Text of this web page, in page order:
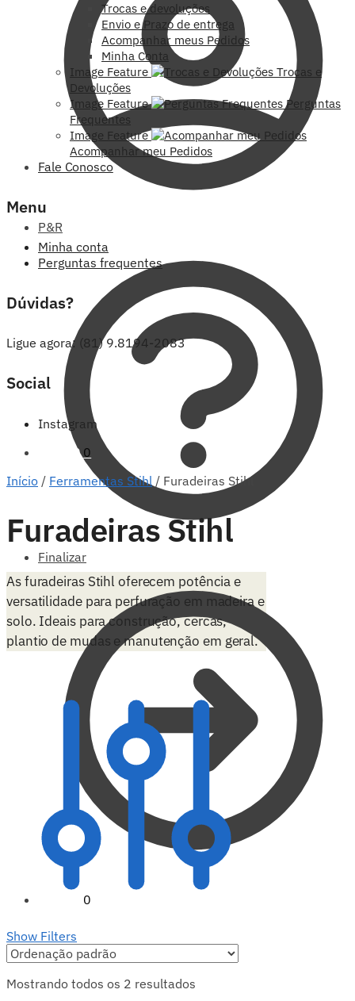
P&R
Finalizar
0
Trocas e devoluções
Envio e Prazo de entrega
Acompanhar meus Pedidos
Minha Conta
Image Feature
Trocas e
Devoluções
Image Feature
Perguntas
Frequentes
Image Feature
Acompanhar meu Pedidos
Fale Conosco
Menu
Minha conta
Perguntas frequentes
Dúvidas?
Ligue agora: (81) 9.8194-2083
Social
Instagram
0,00 0
Início / Ferramentas Stihl / Furadeiras Stihl
Furadeiras Stihl
As furadeiras Stihl oferecem potência e
versatilidade para perfuração em madeira e
solo. Ideais para construção, cercas,
plantio de mudas e manutenção em geral.
Show Filters
Mostrando todos os 2 resultados